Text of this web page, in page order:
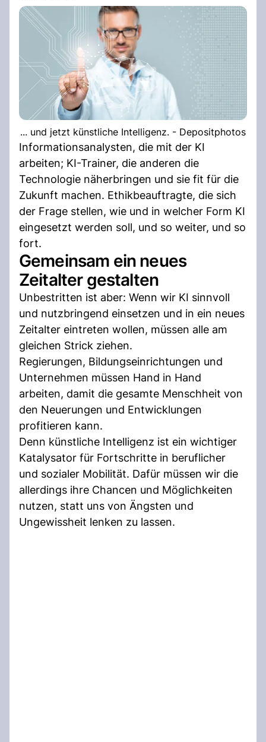
... und jetzt künstliche Intelligenz. - Depositphotos
Informationsanalysten, die mit der KI
arbeiten; KI-Trainer, die anderen die
Technologie näherbringen und sie fit für die
Zukunft machen. Ethikbeauftragte, die sich
der Frage stellen, wie und in welcher Form KI
eingesetzt werden soll, und so weiter, und so
fort.
Gemeinsam ein neues
Zeitalter gestalten
Unbestritten ist aber: Wenn wir KI sinnvoll
und nutzbringend einsetzen und in ein neues
Zeitalter eintreten wollen, müssen alle am
gleichen Strick ziehen.
Regierungen, Bildungseinrichtungen und
Unternehmen müssen Hand in Hand
arbeiten, damit die gesamte Menschheit von
den Neuerungen und Entwicklungen
profitieren kann.
Denn künstliche Intelligenz ist ein wichtiger
Katalysator für Fortschritte in beruflicher
und sozialer Mobilität. Dafür müssen wir die
allerdings ihre Chancen und Möglichkeiten
nutzen, statt uns von Ängsten und
Ungewissheit lenken zu lassen.